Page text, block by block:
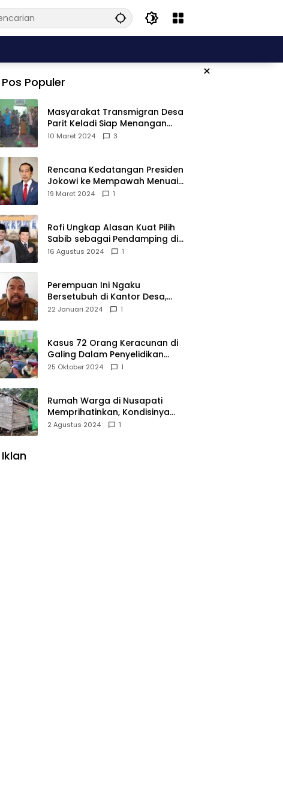
×
Pos Populer
Masyarakat Transmigran Desa
Parit Keladi Siap Menangan
Fauzan-Mirza di Pilkada Kubu
10 Maret 2024 3
Rencana Kedatangan Presiden
Jokowi ke Mempawah Menuai
Pro Kontra, Apa Sebabnya?
19 Maret 2024 1
Rofi Ungkap Alasan Kuat Pilih
Sabib sebagai Pendamping di
Pilkada Sambas
16 Agustus 2024 1
Perempuan Ini Ngaku
Bersetubuh di Kantor Desa,
Kades Pasir Panjang
22 Januari 2024 1
Kasus 72 Orang Keracunan di
Galing Dalam Penyelidikan
Polres Sambas
25 Oktober 2024 1
Rumah Warga di Nusapati
Memprihatinkan, Kondisinya
Nyaris Roboh dan Tidak Layak
2 Agustus 2024 1
Iklan